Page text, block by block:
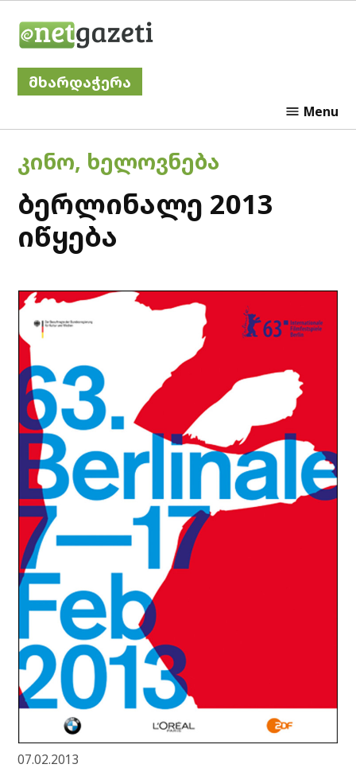
მხარდაჭერა
Menu
POSTED
IN
ᲙᲘᲜᲝ, ᲮᲔᲚᲝᲕᲜᲔᲑᲐ
ბერლინალე 2013
იწყება
07.02.2013